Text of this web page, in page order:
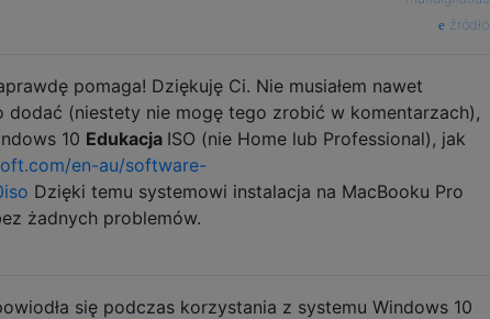
źródło
pomaga! Dziękuję Ci. Nie musiałem nawet
dodać (niestety nie mogę tego zrobić w komentarzach),
10 Edukacja ISO (nie Home lub Professional), jak
en-au/software-
Dzięki temu systemowi instalacja na MacBooku Pro
żadnych problemów.
się podczas korzystania z systemu Windows 10